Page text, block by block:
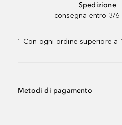
Spedizione
consegna entro 3/6
¹ Con ogni ordine superiore a
Metodi di pagamento